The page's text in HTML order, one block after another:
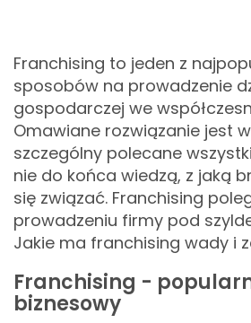
Franchising to jeden z
sposobów na prowadzenie
gospodarczej we
Omawiane rozwiązanie jest
szczególny polecane
nie do końca wiedzą, z jaką
się związać. Franchising
prowadzeniu firmy pod
Jakie ma franchising wady i
Franchising -
biznesowy